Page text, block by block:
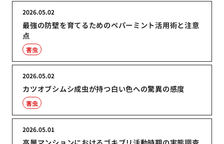
最強の防壁を育てるためのペパーミント活用術と注意
点
2026.05.02
害虫
カツオブシムシ成虫が持つ白い色への驚異の感度
2026.05.02
害虫
2026.05.01